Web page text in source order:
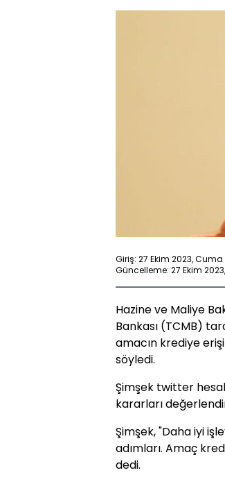
Giriş: 27 Ekim 2023,
Güncelleme: 27 Ekim
Hazine ve Maliye
Bankası (TCMB)
amacın krediye
söyledi.
Şimşek twitter
kararları
Şimşek, "Daha iyi
adımları. Amaç
dedi.